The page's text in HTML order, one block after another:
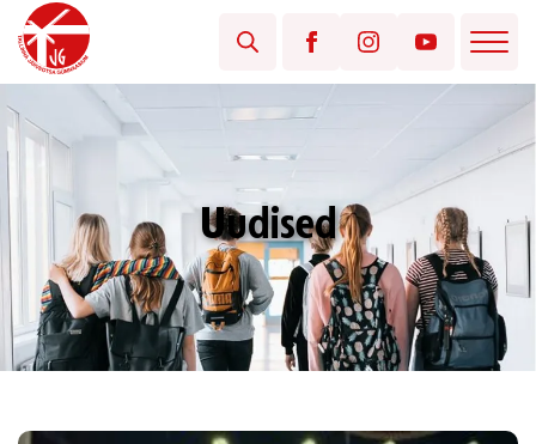
Uudised